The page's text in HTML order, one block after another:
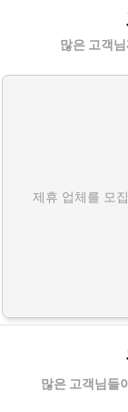
많은 고객
제휴 업체를 모
많은 고객님들